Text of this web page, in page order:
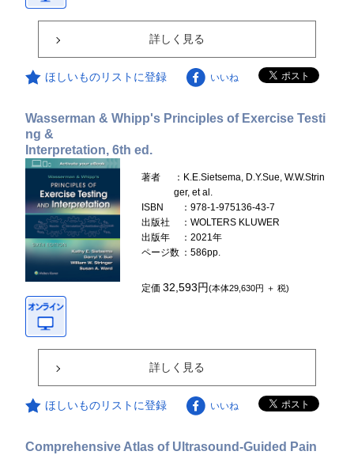
詳しく見る
ほしいものリストに登録 いいね
Wasserman & Whipp's Principles of Exercise Testi
ng &
Interpretation, 6th ed.
著者
：K.E.Sietsema, D.Y.Sue, W.W.Strin
ger, et al.
ISBN
：978-1-975136-43-7
出版社
：WOLTERS KLUWER
出版年
：2021年
ページ数 ：586pp.
定価32,593円(本体29,630円 ＋ 税)
詳しく見る
ほしいものリストに登録 いいね
Comprehensive Atlas of Ultrasound-Guided Pain